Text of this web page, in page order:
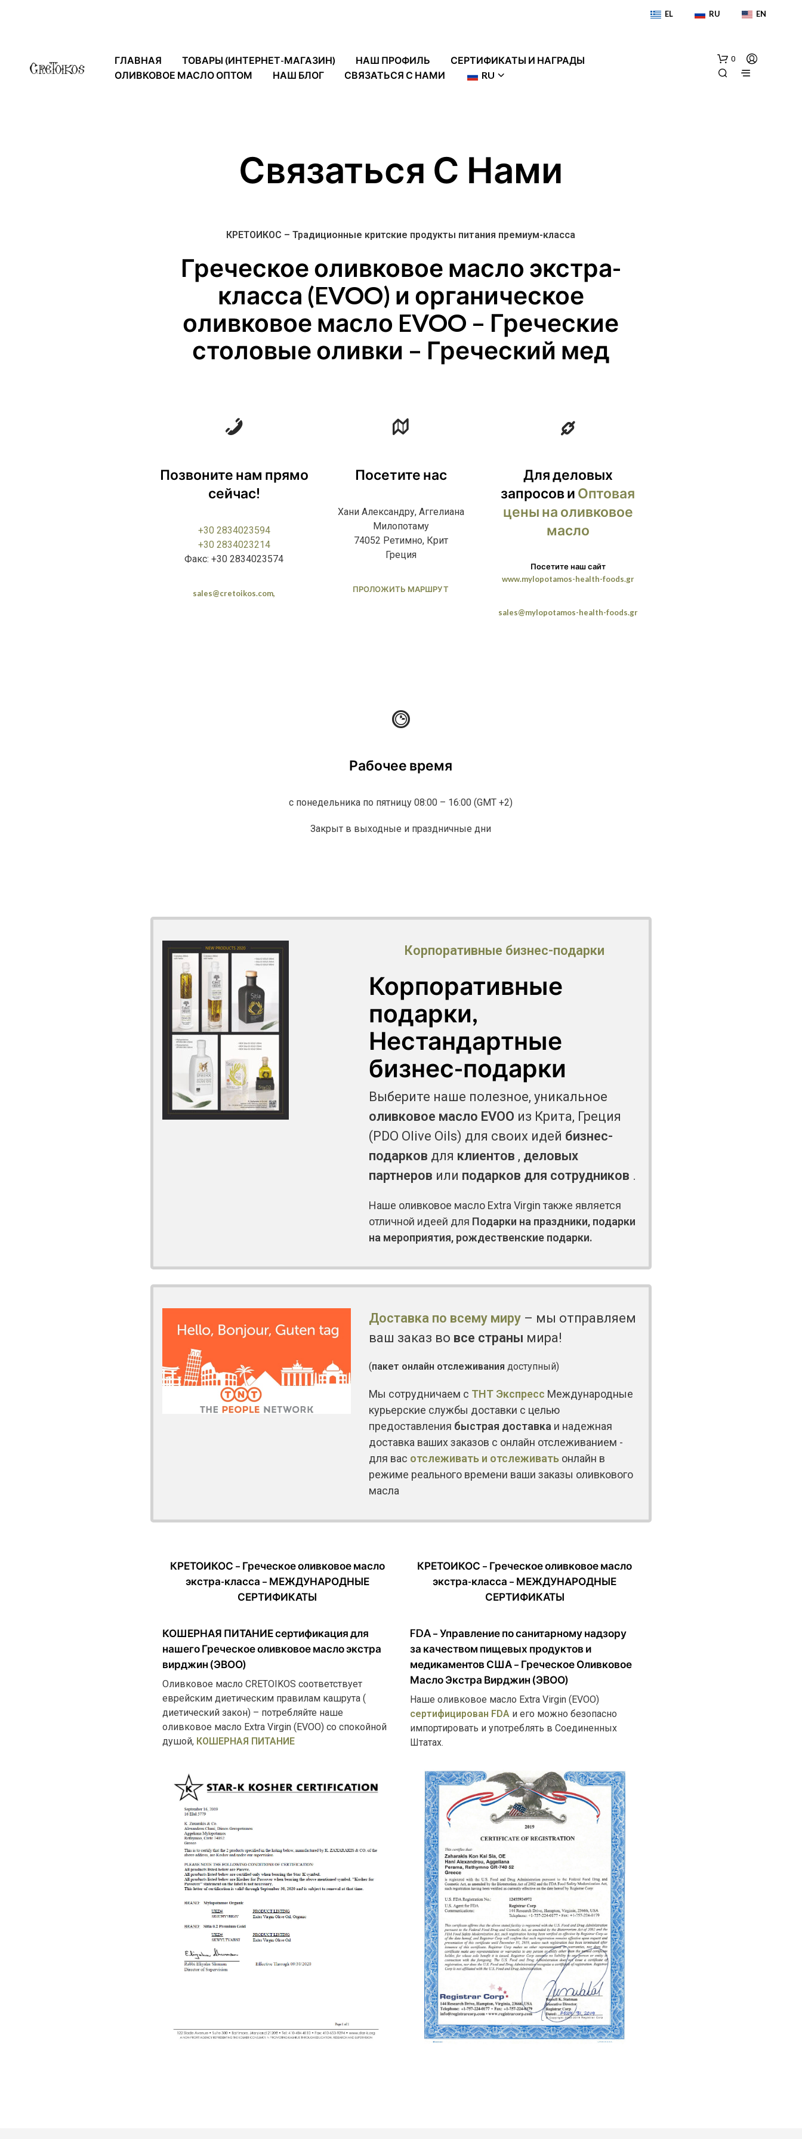
EL RU EN
ГЛАВНАЯ ТОВАРЫ (ИНТЕРНЕТ-МАГАЗИН) НАШ ПРОФИЛЬ
СЕРТИФИКАТЫ И НАГРАДЫ
ОЛИВКОВОЕ МАСЛО ОПТОМ
НАШ БЛОГ СВЯЗАТЬСЯ С НАМИ RU
0
Связаться С Нами
КРЕТОИКОС – Традиционные критские продукты питания премиум-класса
Греческое оливковое масло экстра-
класса (EVOO) и органическое
оливковое масло EVOO – Греческие
столовые оливки – Греческий мед
Позвоните нам прямо
сейчас!
+30 2834023594
+30 2834023214
Факс: +30 2834023574
sales@cretoikos.com,
Посетите нас
Хани Александру, Аггелиана
Милопотаму
74052 Ретимно, Крит
Греция
ПРОЛОЖИТЬ МАРШРУТ
Для деловых
запросов и Оптовая
цены на оливковое
масло
Посетите наш сайт
www.mylopotamos-health-foods.gr
sales@mylopotamos-health-foods.gr
Рабочее время
с понедельника по пятницу 08:00 – 16:00 (GMT +2)
Закрыт в выходные и праздничные дни
Корпоративные бизнес-подарки
Корпоративные
подарки,
Нестандартные
бизнес-подарки
Выберите наше полезное, уникальное
оливковое масло EVOO из Крита, Греция
(PDO Olive Oils) для своих идей бизнес-
подарков для клиентов , деловых
партнеров или подарков для сотрудников .
Наше оливковое масло Extra Virgin также является
отличной идеей для Подарки на праздники, подарки
на мероприятия, рождественские подарки.
Доставка по всему миру– мы отправляем
ваш заказ во все страны мира!
(пакет онлайн отслеживания доступный)
Мы сотрудничаем с ТНТ Экспресс Международные
курьерские службы доставки с целью
предоставления быстрая доставка и надежная
доставка ваших заказов с онлайн отслеживанием -
для вас отслеживать и отслеживатьонлайн в
режиме реального времени ваши заказы оливкового
масла
КРЕТОИКОС – Греческое оливковое масло
экстра-класса – МЕЖДУНАРОДНЫЕ
СЕРТИФИКАТЫ
КОШЕРНАЯ ПИТАНИЕсертификация для
нашегоГреческое оливковое масло экстра
вирджин (ЭВОО)
Оливковое масло CRETOIKOS соответствует
еврейским диетическим правилам кашрута (
диетический закон) – потребляйте наше
оливковое масло Extra Virgin (EVOO) со спокойной
душой, КОШЕРНАЯ ПИТАНИЕ
КРЕТОИКОС – Греческое оливковое масло
экстра-класса – МЕЖДУНАРОДНЫЕ
СЕРТИФИКАТЫ
FDA– Управление по санитарному надзору
за качеством пищевых продуктов и
медикаментов США – Греческое Оливковое
Масло Экстра Вирджин (ЭВОО)
Наше оливковое масло Extra Virgin (EVOO)
сертифицирован FDAи его можно безопасно
импортировать и употреблять в Соединенных
Штатах.